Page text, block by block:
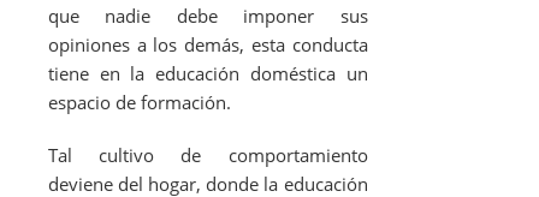
que nadie debe imponer sus
opiniones a los demás, esta conducta
tiene en la educación doméstica un
espacio de formación.
Tal cultivo de comportamiento
deviene del hogar, donde la educación